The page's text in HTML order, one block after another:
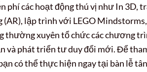
phí các hoạt động thú vị như In 3D,
lập trình với LEGO
thường xuyên tổ chức các chương
và phát triển tư duy đổi mới. Để
có thể thực hiện ngay tại bàn lễ